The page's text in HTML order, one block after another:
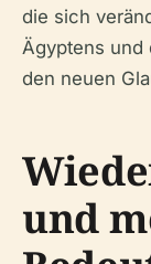
die sich
Ägyptens und
den neuen
und